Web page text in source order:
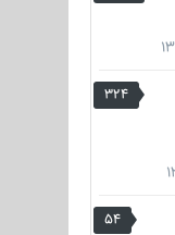
324
54